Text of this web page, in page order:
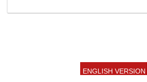
ENGLISH VERSION